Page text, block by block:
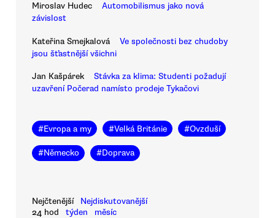
Miroslav Hudec
Automobilismus jako nová
závislost
Kateřina Smejkalová
Ve společnosti bez chudoby
jsou šťastnější všichni
Jan Kašpárek
Stávka za klima: Studenti požadují
uzavření Počerad namísto prodeje Tykačovi
#Evropa a my #Velká Británie #Ovzduší
#Německo #Doprava
Nejčtenější
Nejdiskutovanější
24 hod
týden měsíc